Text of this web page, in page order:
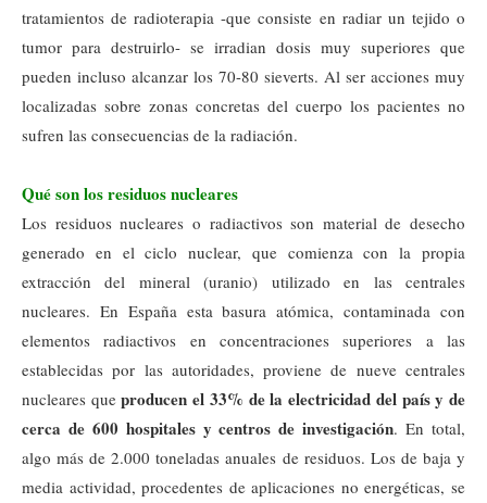
tratamientos de radioterapia -que consiste en radiar un tejido o
tumor para destruirlo- se irradian dosis muy superiores que
pueden incluso alcanzar los 70-80 sieverts. Al ser acciones muy
localizadas sobre zonas concretas del cuerpo los pacientes no
sufren las consecuencias de la radiación.
Qué son los residuos nucleares
Los residuos nucleares o radiactivos son material de desecho
generado en el ciclo nuclear, que comienza con la propia
extracción del mineral (uranio) utilizado en las centrales
nucleares. En España esta basura atómica, contaminada con
elementos radiactivos en concentraciones superiores a las
establecidas por las autoridades, proviene de nueve centrales
nucleares queproducen el 33% de la electricidad del país y de
cerca de 600 hospitales y centros de investigación. En total,
algo más de 2.000 toneladas anuales de residuos. Los de baja y
media actividad, procedentes de aplicaciones no energéticas, se